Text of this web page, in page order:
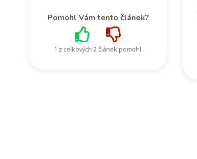
Pomohl Vám tento článek?
1 z celkových 2 článek pomohl.